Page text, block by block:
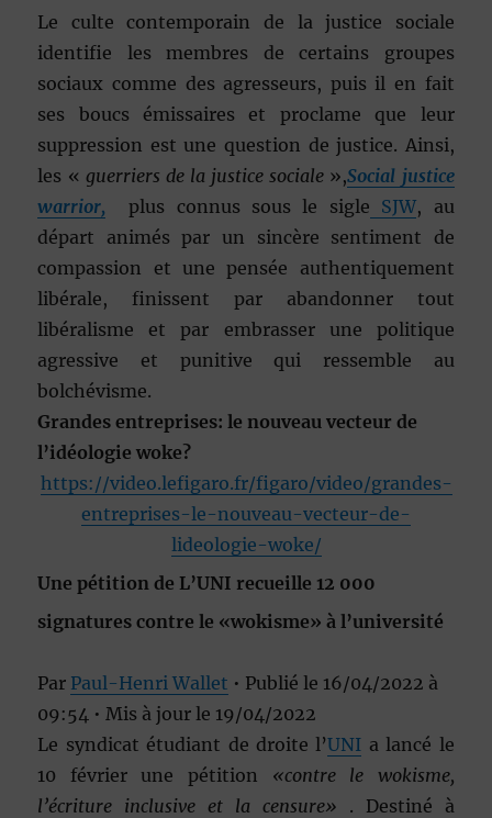
Le culte contemporain de la justice sociale
identifie les membres de certains groupes
sociaux comme des agresseurs, puis il en fait
ses boucs émissaires et proclame que leur
suppression est une question de justice. Ainsi,
les « guerriers de la justice sociale »,Social justice
warrior, plus connus sous le sigle SJW, au
départ animés par un sincère sentiment de
compassion et une pensée authentiquement
libérale, finissent par abandonner tout
libéralisme et par embrasser une politique
agressive et punitive qui ressemble au
bolchévisme.
Grandes entreprises: le nouveau vecteur de
l’idéologie woke?
https://video.lefigaro.fr/figaro/video/grandes-
entreprises-le-nouveau-vecteur-de-
lideologie-woke/
Une pétition de L’UNI recueille 12 000
signatures contre le «wokisme» à l’université
Par Paul-Henri Wallet • Publié le 16/04/2022 à
09:54 • Mis à jour le 19/04/2022
Le syndicat étudiant de droite l’UNI a lancé le
10 février une pétition «contre le wokisme,
l’écriture inclusive et la censure» . Destiné à